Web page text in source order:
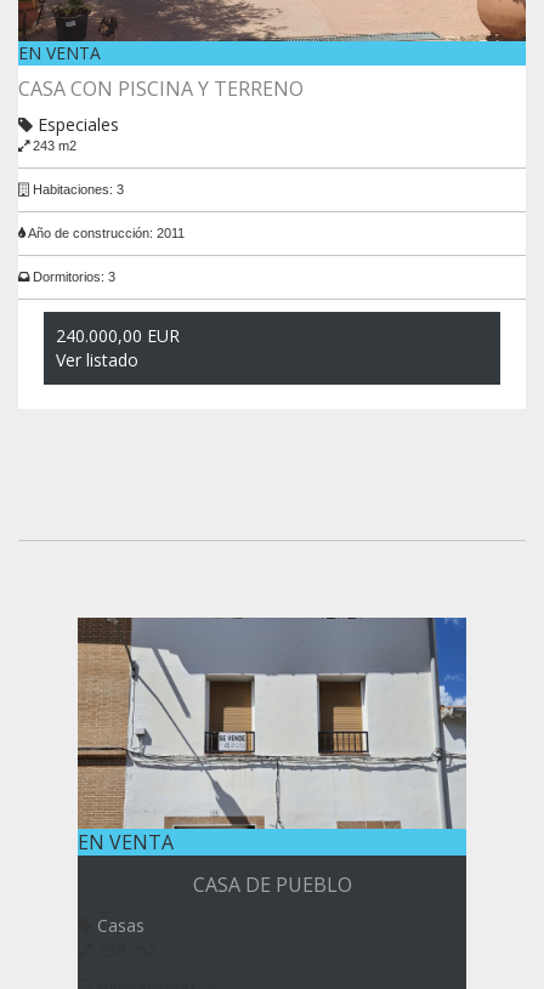
EN VENTA
CASA CON PISCINA Y TERRENO
Especiales
243 m2
Habitaciones: 3
Año de construcción: 2011
Dormitorios: 3
240.000,00 EUR
Ver listado
EN VENTA
CASA DE PUEBLO
Casas